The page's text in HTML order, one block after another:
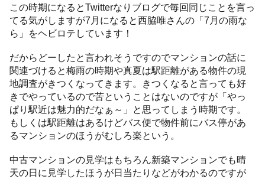
この時期になるとTwitterなりブログで毎回同じことを言っ
てる気がしますが7月になると西脇唯さんの「7月の雨な
ら」をヘビロテしています！
だからどーしたと言われそうですのでマンションの話に
関連づけると梅雨の時期や真夏は駅距離がある物件の現
地調査がきつくなってきます。きつくなると言っても好
きでやっているので苦ということはないのですが「やっ
ぱり駅近は魅力的だなぁ～」と思ってしまう時期です。
もしくは駅距離はあるけどバス便で物件前にバス停があ
るマンションのほうがむしろ楽という。
中古マンションの見学はもちろん新築マンションでも晴
天の日に見学したほうが日当たりなどがわかるのですが